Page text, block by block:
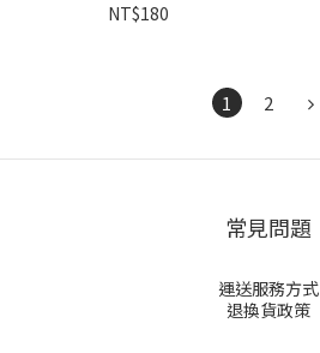
NT$180
1 2
常見問題
運送服務方式
退換貨政策